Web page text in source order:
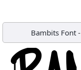
Bambits Font -